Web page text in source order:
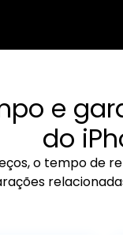
e
do
o tempo de